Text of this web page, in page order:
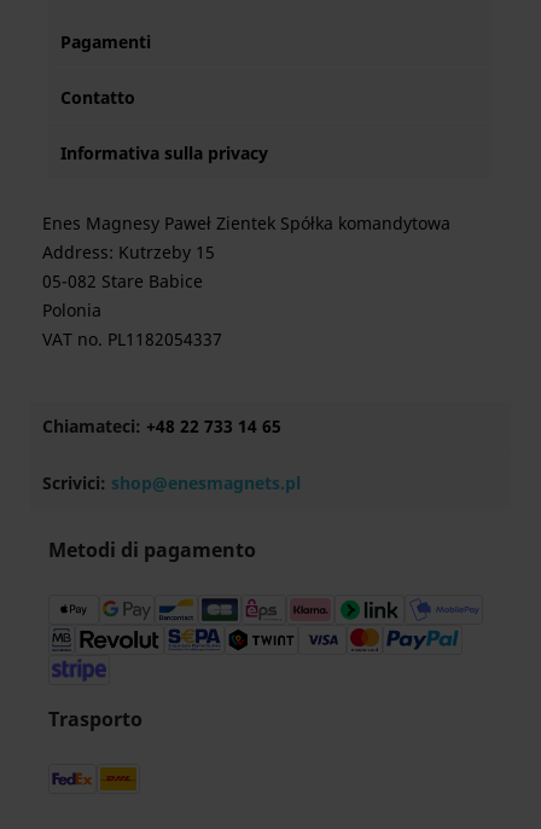
Pagamenti
Contatto
Informativa sulla privacy
Enes Magnesy Paweł Zientek Spółka komandytowa
Address: Kutrzeby 15
05-082 Stare Babice
Polonia
VAT no. PL1182054337
Chiamateci: +48 22 733 14 65
Scrivici: shop@enesmagnets.pl
Metodi di pagamento
Trasporto